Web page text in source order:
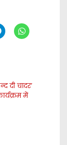
दी चादर’
में